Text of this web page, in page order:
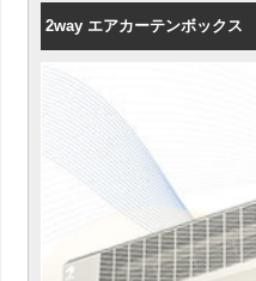
2way エアカーテンボックス